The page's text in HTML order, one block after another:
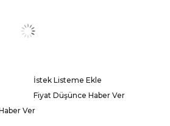
İstek Listeme Ekle
Fiyat Düşünce Haber Ver
Ver